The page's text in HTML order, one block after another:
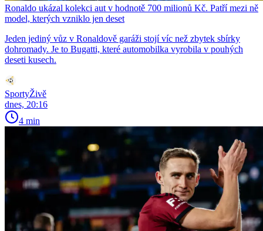
Ronaldo ukázal kolekci aut v hodnotě 700 milionů Kč. Patří mezi ně
model, kterých vzniklo jen deset
Jeden jediný vůz v Ronaldově garáži stojí víc než zbytek sbírky
dohromady. Je to Bugatti, které automobilka vyrobila v pouhých
deseti kusech.
SportyŽivě
dnes, 20:16
4 min